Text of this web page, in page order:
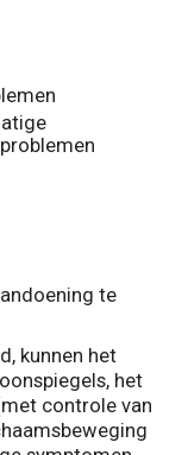
te
kunnen het
het
controle van